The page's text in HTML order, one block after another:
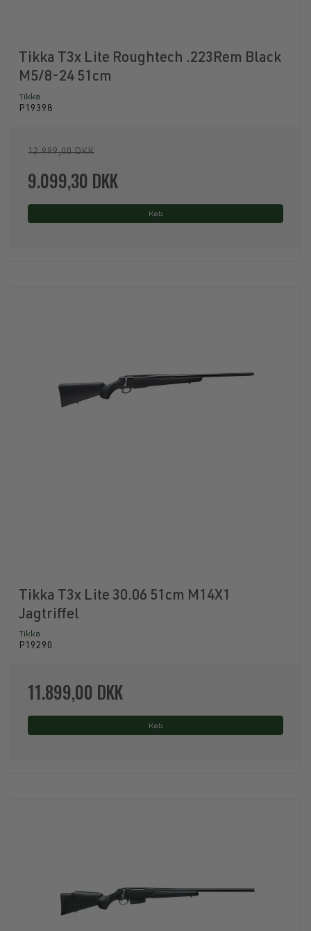
Tikka T3x Lite Roughtech .223Rem Black
M5/8-24 51cm
Tikka
P19398
12.999,00 DKK
9.099,30 DKK
Køb
Tikka T3x Lite 30.06 51cm M14X1
Jagtriffel
Tikka
P19290
11.899,00 DKK
Køb